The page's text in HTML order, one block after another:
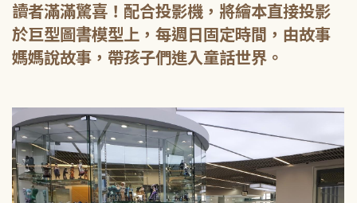
讀者滿滿驚喜！配合投影機，將繪本直接投影
於巨型圖書模型上，每週日固定時間，由故事
媽媽說故事，帶孩子們進入童話世界。